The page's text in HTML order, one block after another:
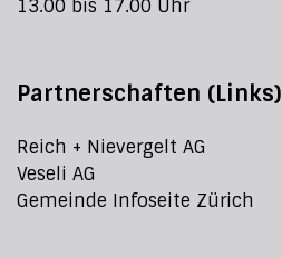
13.00 bis 17.00 Uhr
Partnerschaften (Links)
Reich + Nievergelt AG
Veseli AG
Gemeinde Infoseite Zürich